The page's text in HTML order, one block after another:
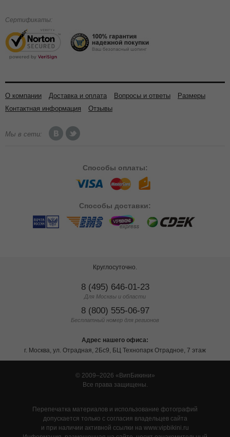
Сертификаты:
О компании Доставка и оплата Вопросы и ответы
Размеры
Контактная информация
Отзывы
Мы в сети:
Способы оплаты:
Способы доставки:
Круглосуточно.
8 (495) 646-01-23
Для Москвы и области
8 (800) 555-06-97
Бесплатный номер для регионов
Адрес нашего офиса:
г. Москва, ул. Отрадная, 2Бс9, БЦ Технопарк Отрадное, 7 этаж
© 2009–2026
ВипБикини
Все права защищены.
Перепечатка материалов и использование фотографий
допускается только с согласия владельцев сайта
и при наличии активной ссылки на www.vipbikini.ru